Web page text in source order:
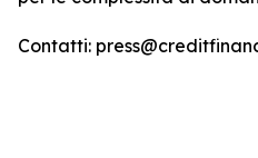
Contatti: